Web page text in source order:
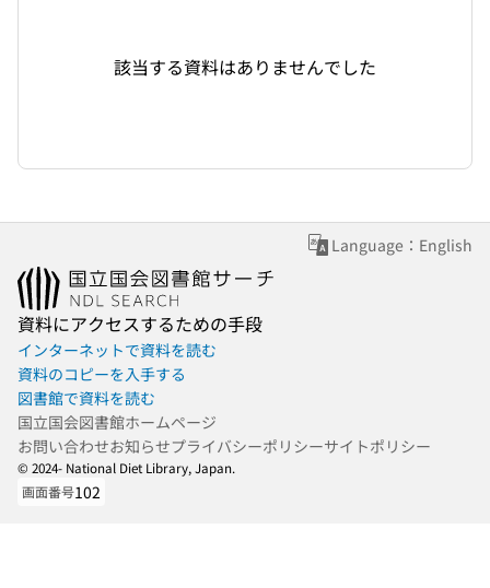
該当する資料はありませんでした
Language：English
資料にアクセスするための手段
インターネットで資料を読む
資料のコピーを入手する
図書館で資料を読む
国立国会図書館ホームページ
お問い合わせお知らせプライバシーポリシーサイトポリシー
© 2024- National Diet Library, Japan.
画面番号102